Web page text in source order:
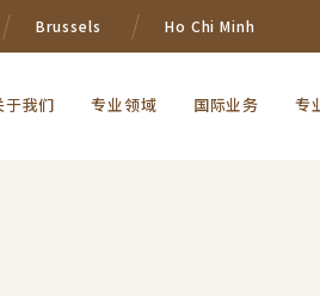
Brussels Ho Chi Minh
于我们 专业领域 国际业务 专